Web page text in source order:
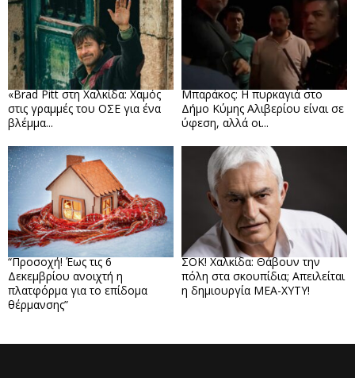
«Brad Pitt στη Χαλκίδα: Χαμός
στις γραμμές του ΟΣΕ για ένα
βλέμμα...
Μπαράκος: Η πυρκαγιά στο
Δήμο Κύμης Αλιβερίου είναι σε
ύφεση, αλλά οι...
“Προσοχή! Έως τις 6
Δεκεμβρίου ανοιχτή η
πλατφόρμα για το επίδομα
θέρμανσης”
ΣΟΚ! Χαλκίδα: Θάβουν την
πόλη στα σκουπίδια; Απειλείται
η δημιουργία ΜΕΑ-ΧΥΤΥ!